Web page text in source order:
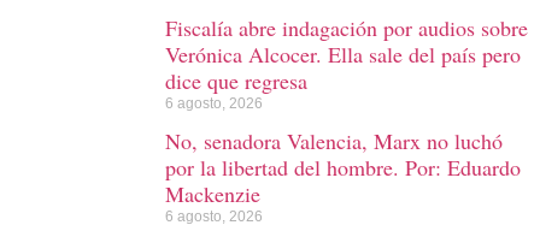
Fiscalía abre indagación por audios sobre
Verónica Alcocer. Ella sale del país pero
dice que regresa
6 agosto, 2026
No, senadora Valencia, Marx no luchó
por la libertad del hombre. Por: Eduardo
Mackenzie
6 agosto, 2026